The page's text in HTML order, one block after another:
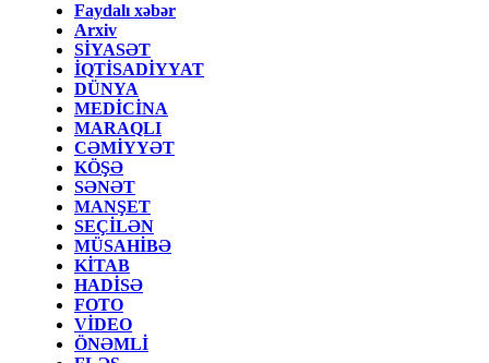
Faydalı xəbər
Arxiv
SİYASƏT
İQTİSADİYYAT
DÜNYA
MEDİCİNA
MARAQLI
CƏMİYYƏT
KÖŞƏ
SƏNƏT
MANŞET
SEÇİLƏN
MÜSAHİBƏ
KİTAB
HADİSƏ
FOTO
VİDEO
ÖNƏMLİ